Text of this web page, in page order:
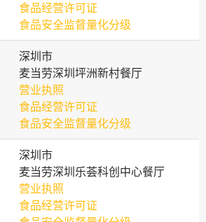
食品经营许可证
食品安全监督量化分级
深圳市
麦当劳深圳坪洲新村餐厅
营业执照
食品经营许可证
食品安全监督量化分级
深圳市
麦当劳深圳乐荟科创中心餐厅
营业执照
食品经营许可证